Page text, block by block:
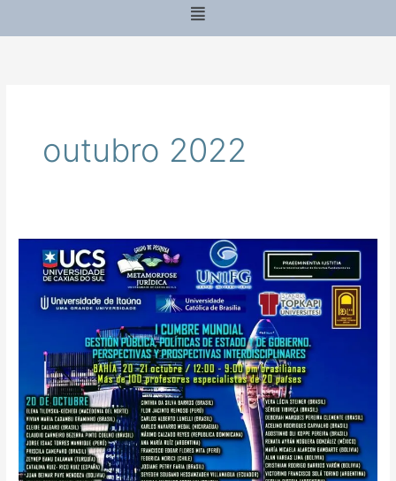
Menu
outubro 2022
CUMBRE
MUNDIAL:
GESTIÓN
POLÍTICAS
ESTADO
Y
DE
GOBIERNO.